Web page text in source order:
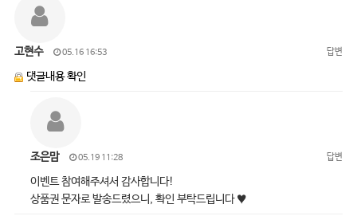
고현수 05.16 16:53 답변
댓글내용 확인
조은맘 05.19 11:28 답변
이벤트 참여해주셔서 감사합니다!
상품권 문자로 발송드렸으니, 확인 부탁드립니다 ♥